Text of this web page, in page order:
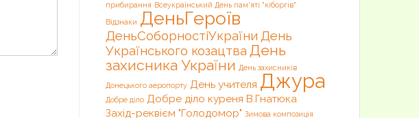
прибирання Всеукраїнський День пам'яті "кіборгів"
Відзнаки ДеньГероїв
ДеньСоборностіУкраїни День
Українського козацтва День
захисника України День захисників
Донецького аеропорту День учителя Джура
Добре діло Добре діло куреня В.Гнатюка
Захід-реквієм "Голодомор" Зимова композиція